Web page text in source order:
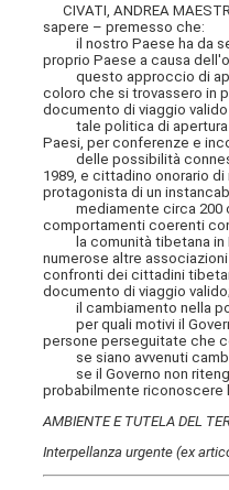
CIVATI, ANDREA
sapere – premesso che:
il nostro Paese ha da
proprio Paese a causa
questo approccio di
coloro che si trovassero in
documento di viaggio
tale politica di apertura
Paesi, per conferenze e
delle possibilità
1989, e cittadino onorario
protagonista di un
mediamente circa 200
comportamenti coerenti
la comunità tibetana in
numerose altre
confronti dei cittadini
documento di viaggio valido;
il cambiamento nella
per quali motivi il
persone perseguitate che
se siano avvenuti
se il Governo non ritenga
probabilmente riconoscere
AMBIENTE E TUTELA DEL
Interpellanza urgente (ex